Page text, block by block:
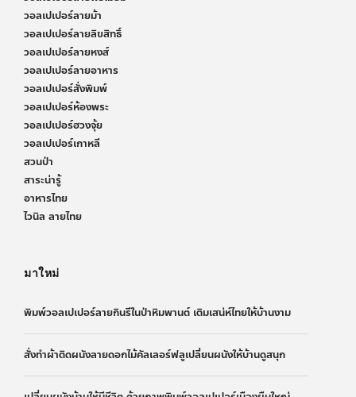
วอลเปเปอร์ลายม้า
วอลเปเปอร์ลายลิขสิทธิ์
วอลเปเปอร์ลายหงส์
วอลเปเปอร์ลายอาหาร
วอลเปเปอร์สั่งพิมพ์
วอลเปเปอร์ห้องพระ
วอลเปเปอร์ฮวงจุ้ย
วอลเปเปอร์เกาหลี
สวนป่า
สาระน่ารู้
อาหารไทย
ไวนิล ลายไทย
มาใหม่
พิมพ์วอลเปเปอร์ลายกินรีในป่าหิมพานต์ เติมเสน่ห์ไทยให้บ้านงาม
สั่งทำผ้าติดผนังลายดอกไม้คัลเลอร์ฟลูเปลี่ยนผนังให้บ้านดูสนุก